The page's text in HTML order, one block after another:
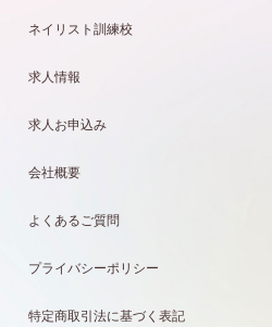
ネイリスト訓練校
求人情報
求人お申込み
会社概要
よくあるご質問
プライバシーポリシー
特定商取引法に基づく表記